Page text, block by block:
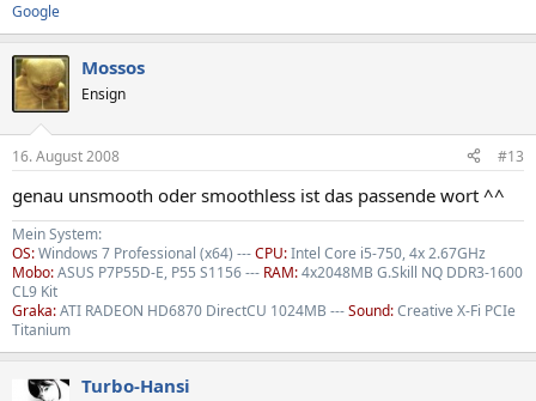
Google
Mossos
Ensign
16. August 2008 #13
genau unsmooth oder smoothless ist das passende wort ^^
Mein System:
OS:Windows 7 Professional (x64) ---CPU:Intel Core i5-750, 4x 2.67GHz
Mobo:ASUS P7P55D-E, P55 S1156 --- RAM:4x2048MB G.Skill NQ DDR3-1600
CL9 Kit
Graka:ATI RADEON HD6870 DirectCU 1024MB ---Sound:Creative X-Fi PCIe
Titanium
Turbo-Hansi